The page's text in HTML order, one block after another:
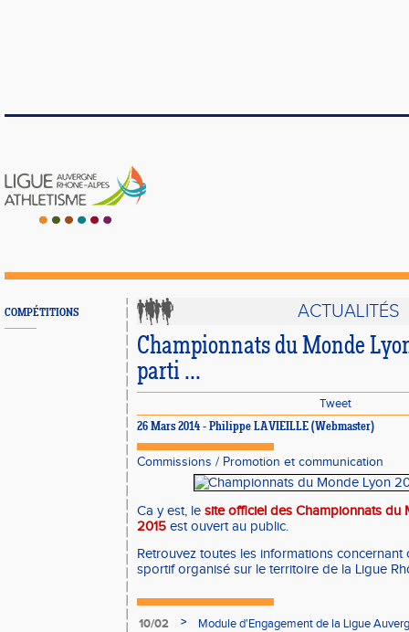
COMPÉTITIONS ACTUALITÉS
Championnats du Monde
parti ...
Tweet
26 Mars 2014 - Philippe LAVIEILLE (Webmaster)
Commissions / Promotion et communication
Ca y est, le site officiel des Championnats du
2015 est ouvert au public.
Retrouvez toutes les informations concernant
sportif organisé sur le territoire de la Ligue
10/02 >
Module d'Engagement de la Ligue